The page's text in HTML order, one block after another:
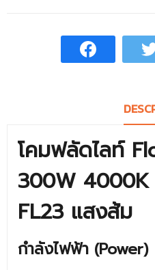
โคมฟลัดไลท์
300W
FL23 แสงส้ม
กำลังไฟฟ้า (Power)